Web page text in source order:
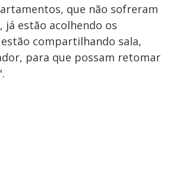
que não sofreram
já estão acolhendo os
estão compartilhando sala,
para que possam retomar